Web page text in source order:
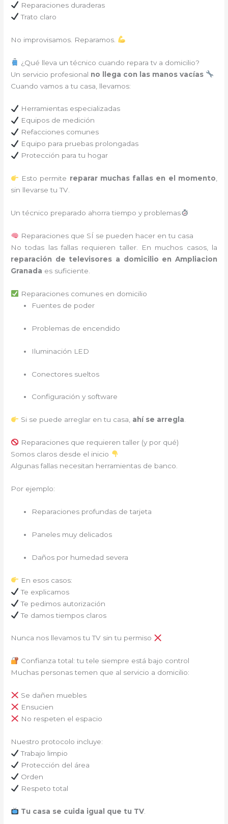
Reparaciones duraderas
Trato claro
No improvisamos. Reparamos.
¿Qué lleva un técnico cuando repara tv a domicilio?
Un servicio profesional no llega con las manos vacías
Cuando vamos a tu casa, llevamos:
Herramientas especializadas
Equipos de medición
Refacciones comunes
Equipo para pruebas prolongadas
Protección para tu hogar
Esto permite reparar muchas fallas en el momento,
sin llevarse tu TV.
Un técnico preparado ahorra tiempo y problemas
Reparaciones que SÍ se pueden hacer en tu casa
No todas las fallas requieren taller. En muchos casos, la
reparación de televisores a domicilio en Ampliacion
Granada es suficiente.
Reparaciones comunes en domicilio
Fuentes de poder
Problemas de encendido
Iluminación LED
Conectores sueltos
Configuración y software
Si se puede arreglar en tu casa, ahí se arregla.
Reparaciones que requieren taller (y por qué)
Somos claros desde el inicio
Algunas fallas necesitan herramientas de banco.
Por ejemplo:
Reparaciones profundas de tarjeta
Paneles muy delicados
Daños por humedad severa
En esos casos:
Te explicamos
Te pedimos autorización
Te damos tiempos claros
Nunca nos llevamos tu TV sin tu permiso
Confianza total: tu tele siempre está bajo control
Muchas personas temen que al servicio a domicilio:
Se dañen muebles
Ensucien
No respeten el espacio
Nuestro protocolo incluye:
Trabajo limpio
Protección del área
Orden
Respeto total
Tu casa se cuida igual que tu TV.